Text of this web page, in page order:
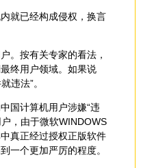
就已经构成侵权，换言
。按有关专家的看法，
终用户领域。如果说
违法”。
国计算机用户涉嫌“违
，由于微软WINDOWS
真正经过授权正版软件
一个更加严厉的程度。